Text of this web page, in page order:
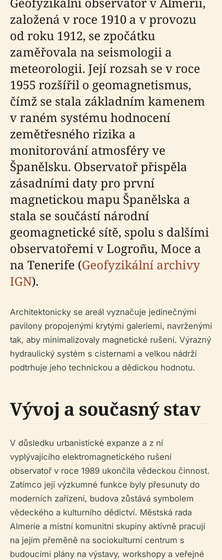
založená v roce 1910 a v provozu
od roku 1912, se zpočátku
zaměřovala na seismologii a
meteorologii. Její rozsah se v roce
1955 rozšířil o geomagnetismus,
čímž se stala základním kamenem
v raném systému hodnocení
zemětřesného rizika a
monitorování atmosféry ve
Španělsku. Observatoř přispěla
zásadními daty pro první
magnetickou mapu Španělska a
stala se součástí národní
geomagnetické sítě, spolu s dalšími
observatořemi v Logroñu, Moce a
na Tenerife (Geofyzikální archivy
IGN).
Architektonicky se areál vyznačuje jedinečnými
pavilony propojenými krytými galeriemi, navrženými
tak, aby minimalizovaly magnetické rušení. Výrazný
hydraulický systém s cisternami a velkou nádrží
podtrhuje jeho technickou a dědickou hodnotu.
Vývoj a současný stav
V důsledku urbanistické expanze a z ní
vyplývajícího elektromagnetického rušení
observatoř v roce 1989 ukončila vědeckou činnost.
Zatímco její výzkumné funkce byly přesunuty do
moderních zařízení, budova zůstává symbolem
vědeckého a kulturního dědictví. Městská rada
Almeríe a místní komunitní skupiny aktivně pracují
na jejím přeměně na sociokulturní centrum s
budoucími plány na výstavy, workshopy a veřejné